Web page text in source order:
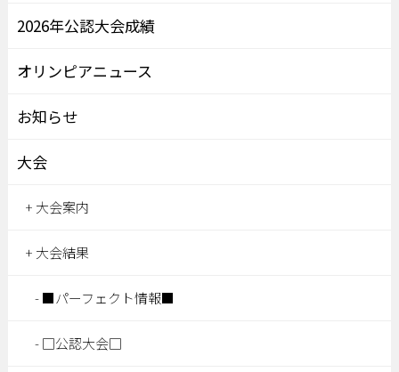
2026年公認大会成績
オリンピアニュース
お知らせ
大会
大会案内
大会結果
■パーフェクト情報■
□公認大会□